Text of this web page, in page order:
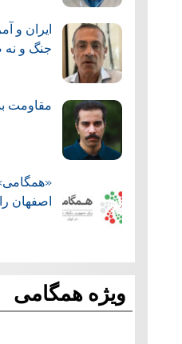
ایران و
جنگ و نه
مقاومت
اصفهان
ویژه همگامی